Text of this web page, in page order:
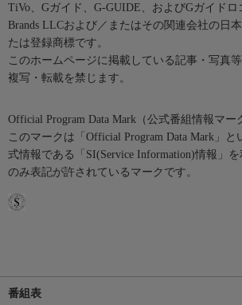
TiVo、Gガイド、G-GUIDE、およびGガイドロ
Brands LLCおよび／またはその関連会社の日
たは登録商標です。
このホームページに掲載している記事・写真
複写・転載を禁じます。
Official Program Data Mark（公式番組情報マー
このマークは「Official Program Data Mark」
式情報である「SI(Service Information)情報」
のみ表記が許されているマークです。
番組表